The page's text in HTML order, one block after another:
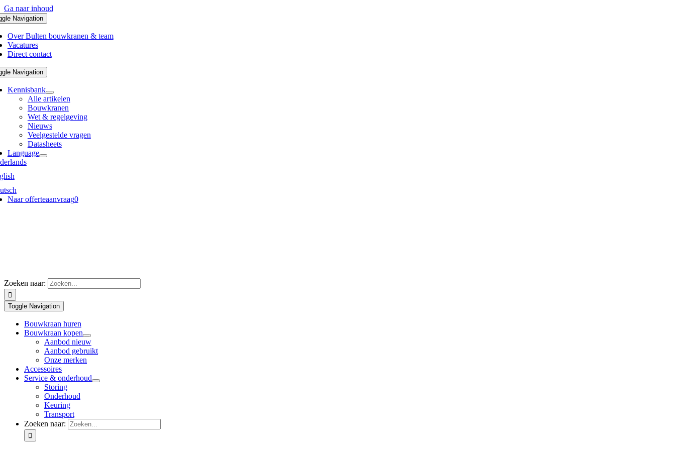
Ga naar inhoud
Navigation
Over Bulten bouwkranen & team
Vacatures
Direct contact
Navigation
Kennisbank
Alle artikelen
Bouwkranen
Wet & regelgeving
Nieuws
Veelgestelde vragen
Datasheets
Language
Naar offerteaanvraag0
Zoeken naar:
Toggle Navigation
Bouwkraan huren
Bouwkraan kopen
Aanbod nieuw
Aanbod gebruikt
Onze merken
Accessoires
Service & onderhoud
Storing
Onderhoud
Keuring
Transport
Zoeken naar: